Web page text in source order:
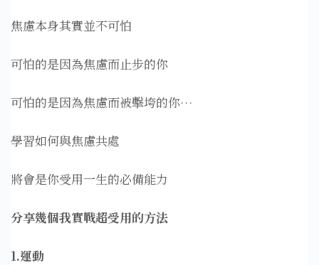
焦慮本身其實並不可怕
可怕的是因為焦慮而止步的你
可怕的是因為焦慮而被擊垮的你…
學習如何與焦慮共處
將會是你受用一生的必備能力
分享幾個我實戰超受用的方法
1.運動